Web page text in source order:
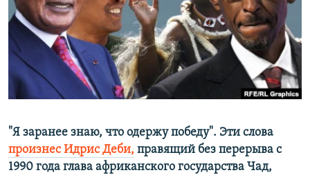
ПОБЕДИТЕЛЕЙ НЕ СУДЯТ?
КРЫМ.НЕПОКОРЕННЫЙ
ELIFBE
УКРАИНСКАЯ ПРОБЛЕМА КРЫМА
ПРИСОЕДИНЯЙТЕСЬ!
"Я заранее знаю, что одержу победу". Эти слова
произнес Идрис Деби, правящий без перерыва с
1990 года глава африканского государства Чад,